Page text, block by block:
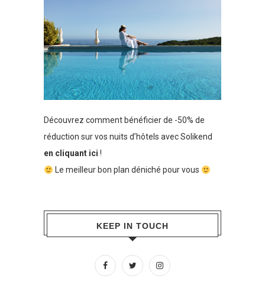
Découvrez comment bénéficier de -50% de
réduction sur vos nuits d’hôtels avec Solikend
en cliquant ici !
Le meilleur bon plan déniché pour vous
KEEP IN TOUCH